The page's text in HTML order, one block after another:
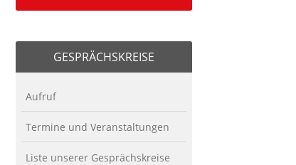
GESPRÄCHSKREISE
Aufruf
Termine und Veranstaltungen
Liste unserer Gesprächskreise